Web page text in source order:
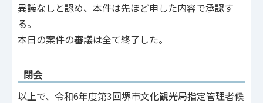
異議なしと認め、本件は先ほど申した内容で承認す
る。
本日の案件の審議は全て終了した。
閉会
以上で、令和6年度第3回堺市文化観光局指定管理者候